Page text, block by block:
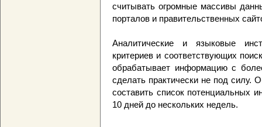
считывать огромные массивы
порталов и правительственных
Аналитические и языковые
критериев и соответствующих
обрабатывает информацию с
сделать практически не под силу.
составить список потенциальных
10 дней до нескольких недель.